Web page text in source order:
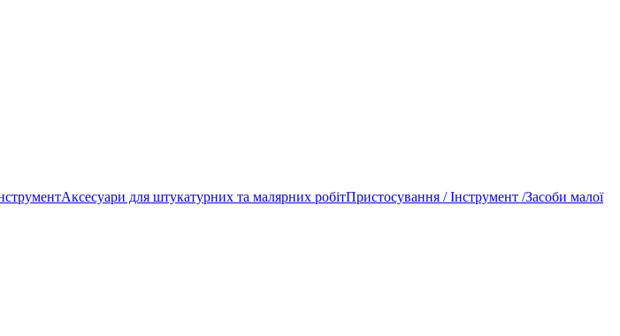
Аксесуари для штукатурних та малярних робітПристосування / Інструмент /Засоби малої